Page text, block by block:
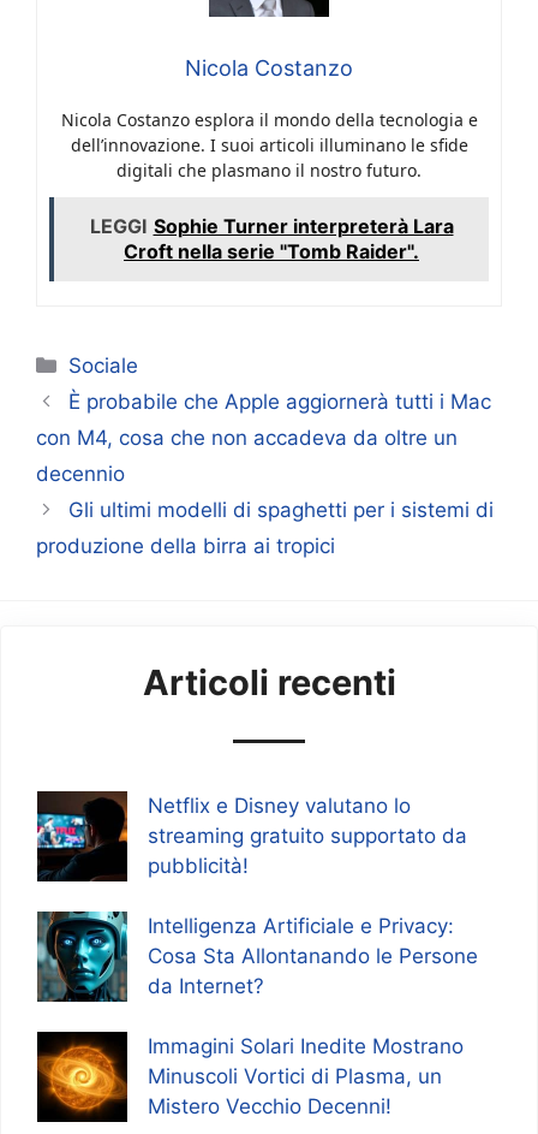
Nicola Costanzo
Nicola Costanzo esplora il mondo della tecnologia e
dell’innovazione. I suoi articoli illuminano le sfide
digitali che plasmano il nostro futuro.
LEGGI Sophie Turner interpreterà Lara
Croft nella serie "Tomb Raider".
Categorie
Sociale
È probabile che Apple aggiornerà tutti i Mac
con M4, cosa che non accadeva da oltre un
decennio
Gli ultimi modelli di spaghetti per i sistemi di
produzione della birra ai tropici
Articoli recenti
Netflix e Disney valutano lo
streaming gratuito supportato da
pubblicità!
Intelligenza Artificiale e Privacy:
Cosa Sta Allontanando le Persone
da Internet?
Immagini Solari Inedite Mostrano
Minuscoli Vortici di Plasma, un
Mistero Vecchio Decenni!